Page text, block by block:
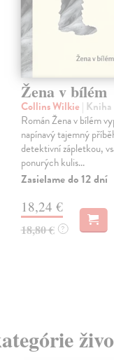
Žena v bílém
Collins Wilkie | Kniha
Román Žena v bílém
napínavý tajemný
detektivní zápletkou,
ponurých kulis...
Zasielame do 12 dní
18,24 €
18,80 € ?